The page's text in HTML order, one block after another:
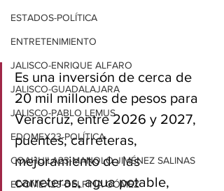
ESTADOS-POLÍTICA
ENTRETENIMIENTO
JALISCO-ENRIQUE ALFARO
JALISCO-GUADALAJARA
JALISCO-PABLO LEMUS
EDOMEX23-POLÍTICA
COAHUILA23-MANOLO JIMÉNEZ SALINAS
EDOMEX23-DELFINA GÓMEZ
Es una inversión de cerca de
20 mil millones de pesos para
Veracruz, entre 2026 y 2027,
puentes, carreteras,
mejoramiento de las
carreteras, agua potable,